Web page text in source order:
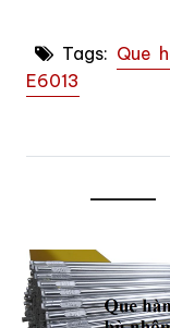
Tags: Que
E6013